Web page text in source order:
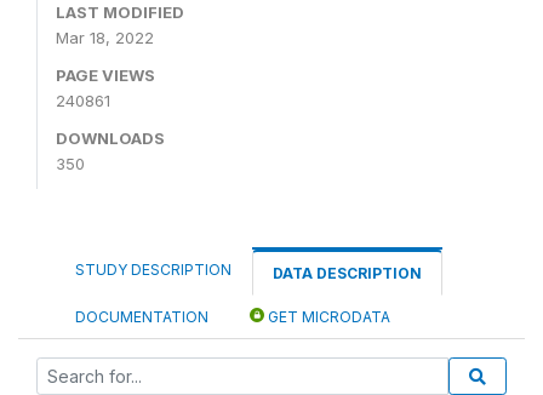
LAST MODIFIED
Mar 18, 2022
PAGE VIEWS
240861
DOWNLOADS
350
STUDY DESCRIPTION DATA DESCRIPTION
DOCUMENTATION GET MICRODATA